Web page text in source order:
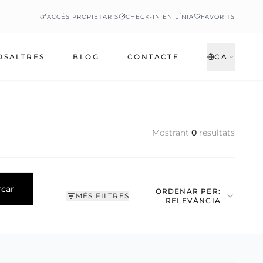
ACCÉS PROPIETARIS CHECK-IN EN LÍNIA FAVORITS
BLOG CONTACTE CA
Mostrant 0 resultats
MÉS FILTRES
ORDENAR PER:
RELEVÀNCIA